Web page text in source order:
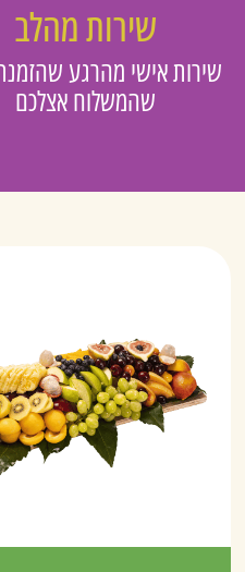
שירות מהלב
שירות אישי מהרגע
שהמשלוח אצלכם